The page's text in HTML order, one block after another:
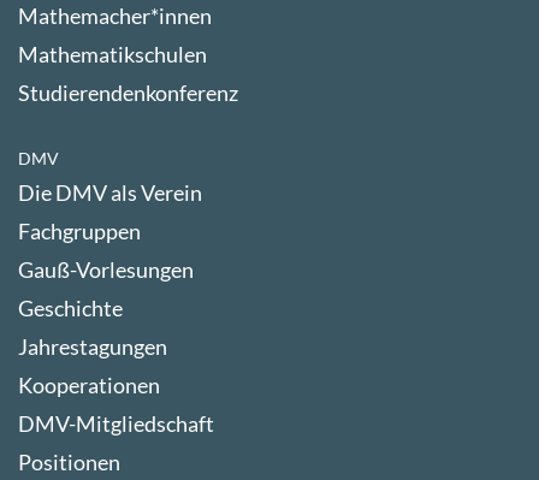
Mathemacher*innen
Mathematikschulen
Studierendenkonferenz
DMV
Die DMV als Verein
Fachgruppen
Gauß-Vorlesungen
Geschichte
Jahrestagungen
Kooperationen
DMV-Mitgliedschaft
Positionen